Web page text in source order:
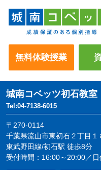
無料体験授業
城南コベッツ初石教室
Tel:04-7138-6015
〒270-0114
千葉県流山市東初石２丁目
東武野田線/初石駅 徒歩8分
受付時間：16:00～20:00／日